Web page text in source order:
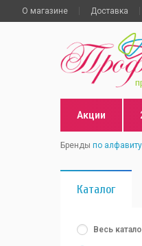
О магазине Доставка
Акции
Бренды по алфавиту
Каталог
Весь